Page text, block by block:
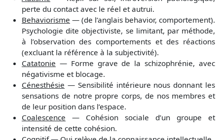
perte du contact avec le réel et autrui.
Behaviorisme — (de l’anglais behavior, comportement).
Psychologie dite objectiviste, se limitant, par méthode,
à l’observation des comportements et des réactions
(excluant la référence à la subjectivité).
Catatonie — Forme grave de la schizophrénie, avec
négativisme et blocage.
Cénesthésie — Sensibilité intérieure nous donnant les
sensations de notre propre corps, de nos membres et
de leur position dans l’espace.
Coalescence — Cohésion sociale d’un groupe et
intensité de cette cohésion.